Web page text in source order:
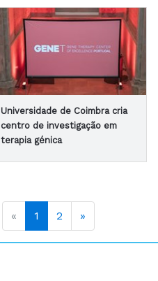
Universidade de Coimbra cria
centro de investigação em
terapia génica
« 1 2 »